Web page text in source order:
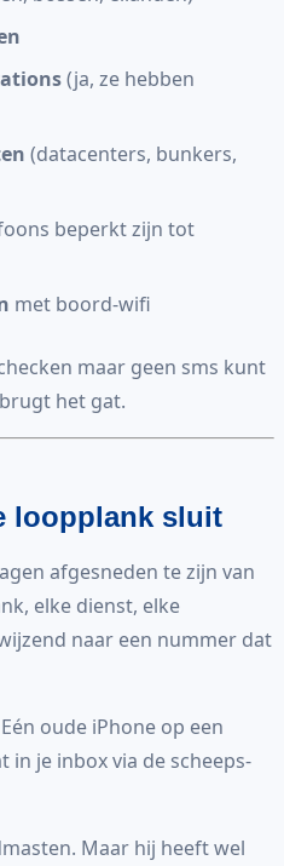
(ja, ze hebben
(datacenters, bunkers,
beperkt zijn tot
met boord-wifi
maar geen sms kunt
het gat.
loopplank sluit
afgesneden te zijn van
elke dienst, elke
naar een nummer dat
oude iPhone op een
in je inbox via de scheeps-
Maar hij heeft wel